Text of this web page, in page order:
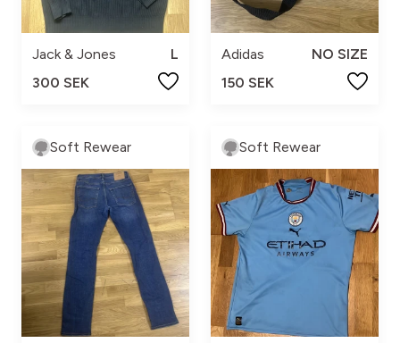
Jack & Jones
L
300 SEK
Adidas
NO SIZE
150 SEK
Soft Rewear Soft Rewear